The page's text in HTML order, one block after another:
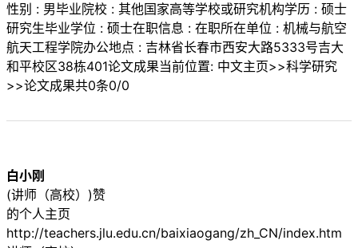
性别 : 男毕业院校 : 其他国家高等学校或研究机构学历 : 硕士
研究生毕业学位 : 硕士在职信息 : 在职所在单位 : 机械与航空
航天工程学院办公地点 : 吉林省长春市西安大路5333号吉大
和平校区38栋401论文成果当前位置: 中文主页>>科学研究
>>论文成果共0条0/0
白小刚
(讲师（高校）)赞
的个人主页
http://teachers.jlu.edu.cn/baixiaogang/zh_CN/index.htm